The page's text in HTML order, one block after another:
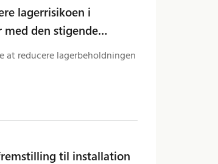
lagerrisikoen i
den stigende
reducere lagerbeholdningen
til installation